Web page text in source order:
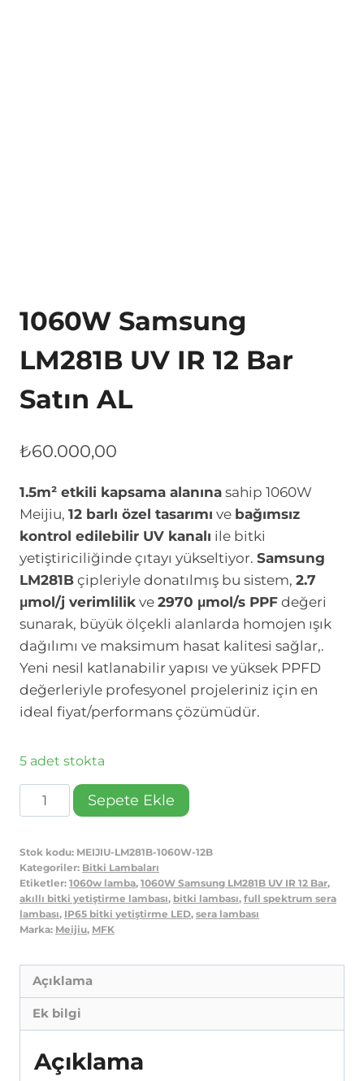
1060W Samsung
LM281B UV IR 12 Bar
Satın AL
₺60.000,00
1.5m² etkili kapsama alanına sahip 1060W
Meijiu, 12 barlı özel tasarımı ve bağımsız
kontrol edilebilir UV kanalı ile bitki
yetiştiriciliğinde çıtayı yükseltiyor. Samsung
LM281B çipleriyle donatılmış bu sistem, 2.7
μmol/j verimlilik ve 2970 μmol/s PPF değeri
sunarak, büyük ölçekli alanlarda homojen ışık
dağılımı ve maksimum hasat kalitesi sağlar,.
Yeni nesil katlanabilir yapısı ve yüksek PPFD
değerleriyle profesyonel projeleriniz için en
ideal fiyat/performans çözümüdür.
5 adet stokta
1060W
Samsung
UV
IR
12
Bar
AL
adet
Sepete Ekle
Stok kodu: MEIJIU-LM281B-1060W-12B
Kategoriler: Bitki Lambaları
Etiketler: 1060w lamba, 1060W Samsung LM281B UV IR 12 Bar,
akıllı bitki yetiştirme lambası, bitki lambası, full spektrum sera
lambası, IP65 bitki yetiştirme LED, sera lambası
Marka: Meijiu, MFK
Açıklama
Ek bilgi
Açıklama